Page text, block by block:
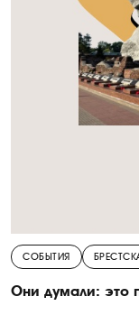
СОБЫТИЯ
Они думали: это